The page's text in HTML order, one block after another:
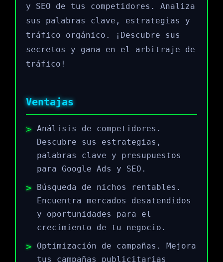
y SEO de tus competidores. Analiza
sus palabras clave, estrategias y
tráfico orgánico. ¡Descubre sus
secretos y gana en el arbitraje de
tráfico!
Ventajas
Análisis de competidores.
Descubre sus estrategias,
palabras clave y presupuestos
para Google Ads y SEO.
Búsqueda de nichos rentables.
Encuentra mercados desatendidos
y oportunidades para el
crecimiento de tu negocio.
Optimización de campañas. Mejora
tus campañas publicitarias